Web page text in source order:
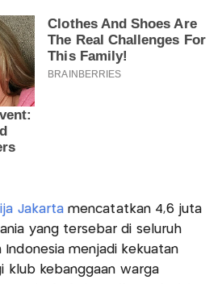
Jakarta mencatatkan 4,6 juta
yang tersebar di seluruh
menjadi kekuatan
klub kebanggaan warga